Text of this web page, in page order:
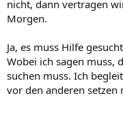
nicht, dann vertragen
Morgen.
Ja, es muss Hilfe
Wobei ich sagen muss,
suchen muss. Ich
vor den anderen setzen